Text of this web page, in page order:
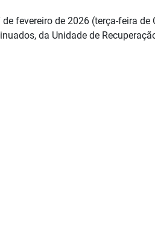
fevereiro de 2026 (terça-feira de
da Unidade de